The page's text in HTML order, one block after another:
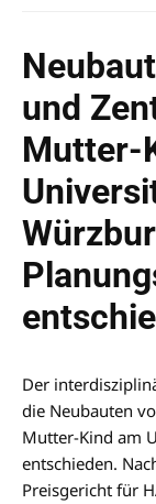
und
Mutter-
Der
die Neubauten
Mutter-Kind am
entschieden.
Preisgericht für